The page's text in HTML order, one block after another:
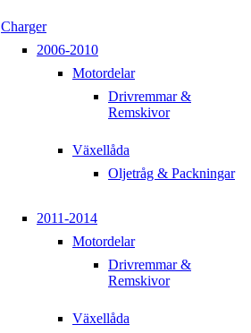
Charger
2006-2010
Motordelar
Drivremmar &
Remskivor
Växellåda
Oljetråg & Packningar
2011-2014
Motordelar
Drivremmar &
Remskivor
Växellåda